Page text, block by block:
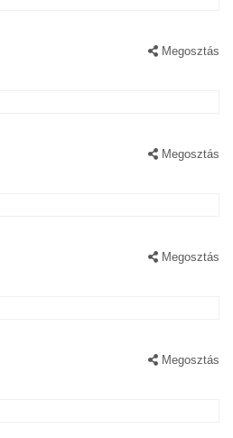
Megosztás
Megosztás
Megosztás
Megosztás